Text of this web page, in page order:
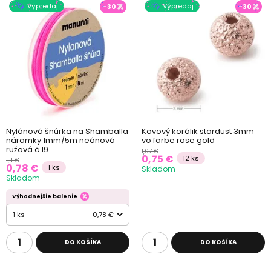
Výpredaj -30
Nylónová šnúrka na Shamballa
náramky 1mm/5m neónová
ružová č.19
1,11 €
0,78 € 1 ks
Skladom
Výhodnejšie balenie
1 ks 0,78 €
DO KOŠÍKA
Výpredaj -30
Kovový korálik stardust 3mm
vo farbe rose gold
1,07 €
0,75 € 12 ks
Skladom
DO KOŠÍKA